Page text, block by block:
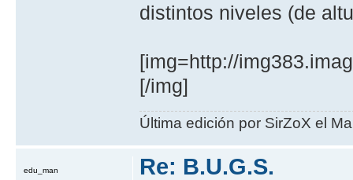
distintos niveles (de
[img=http://
[/img]
Última edición por SirZoX el
Re: B.U.G.S.
edu_man